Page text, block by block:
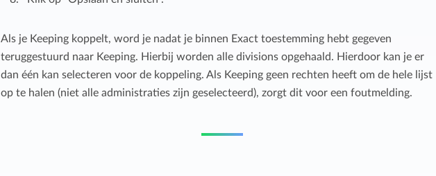
Als je Keeping koppelt, word je nadat je binnen Exact toestemming hebt gegeven
teruggestuurd naar Keeping. Hierbij worden alle divisions opgehaald. Hierdoor kan je er
dan één kan selecteren voor de koppeling. Als Keeping geen rechten heeft om de hele lijst
op te halen (niet alle administraties zijn geselecteerd), zorgt dit voor een foutmelding.